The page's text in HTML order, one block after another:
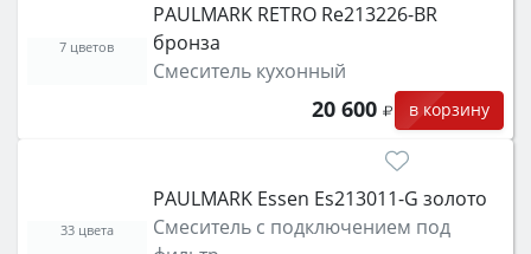
PAULMARK RETRO Re213226-BR
бронза
Смеситель кухонный
20 600 в корзину
7 цветов
PAULMARK Essen Es213011-G золото
Смеситель с подключением под
33 цвета